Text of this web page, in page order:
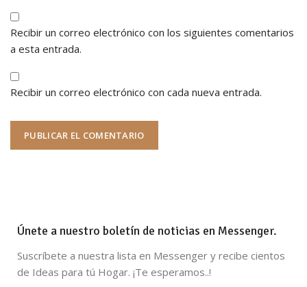
Recibir un correo electrónico con los siguientes comentarios
a esta entrada.
Recibir un correo electrónico con cada nueva entrada.
Únete a nuestro boletín de noticias en Messenger.
Suscríbete a nuestra lista en Messenger y recibe cientos
de Ideas para tú Hogar. ¡Te esperamos..!